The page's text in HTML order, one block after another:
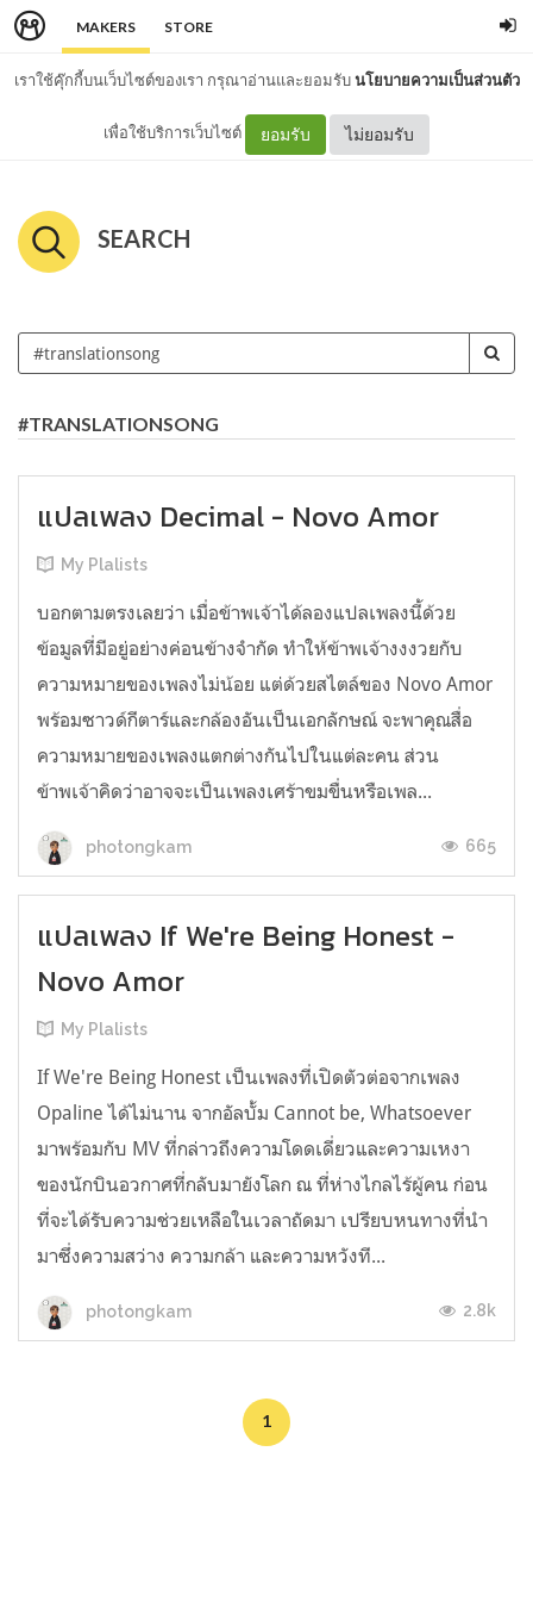
MAKERS STORE
เราใช้คุ๊กกี้บนเว็บไซต์ของเรา กรุณาอ่านและยอมรับนโยบายความเป็นส่วนตัว
เพื่อใช้บริการเว็บไซต์ ยอมรับ ไม่ยอมรับ
SEARCH
#TRANSLATIONSONG
แปลเพลง Decimal - Novo Amor
My Plalists
บอกตามตรงเลยว่า เมื่อข้าพเจ้าได้ลองแปลเพลงนี้ด้วย
ข้อมูลที่มีอยู่อย่างค่อนข้างจำกัด ทำให้ข้าพเจ้างงงวยกับ
ความหมายของเพลงไม่น้อย แต่ด้วยสไตล์ของ Novo Amor
พร้อมซาวด์กีตาร์และกล้องอันเป็นเอกลักษณ์ จะพาคุณสื่อ
ความหมายของเพลงแตกต่างกันไปในแต่ละคน ส่วน
ข้าพเจ้าคิดว่าอาจจะเป็นเพลงเศร้าขมขื่นหรือเพล...
photongkam 665
แปลเพลง If We're Being Honest -
Novo Amor
My Plalists
If We're Being Honest เป็นเพลงที่เปิดตัวต่อจากเพลง
Opaline ได้ไม่นาน จากอัลบั้ม Cannot be, Whatsoever
มาพร้อมกับ MV ที่กล่าวถึงความโดดเดี่ยวและความเหงา
ของนักบินอวกาศที่กลับมายังโลก ณ ที่ห่างไกลไร้ผู้คน ก่อน
ที่จะได้รับความช่วยเหลือในเวลาถัดมา เปรียบหนทางที่นำ
มาซึ่งความสว่าง ความกล้า และความหวังที...
photongkam 2.8k
1